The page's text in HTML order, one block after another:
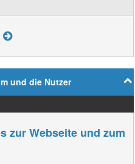
und die Nutzer
zur Webseite und zum